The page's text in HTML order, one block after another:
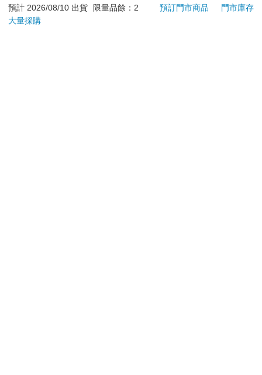
日）。
辦理退換貨時，商品（組合商品恕無法接受單獨退貨）必須
預計 2026/08/10 出貨
限量品餘：2 預訂門市商品
門市庫存
大量採購